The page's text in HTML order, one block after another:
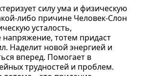
силу ума и физическую
либо причине Человек-Слон
усталость,
напряжение, тотем придаст
Наделит новой энергией и
вперед. Помогает в
трудностей и проблем.